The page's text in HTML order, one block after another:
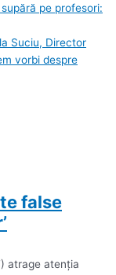
pe profesori:
Suciu, Director
vorbi despre
false
atrage atenţia